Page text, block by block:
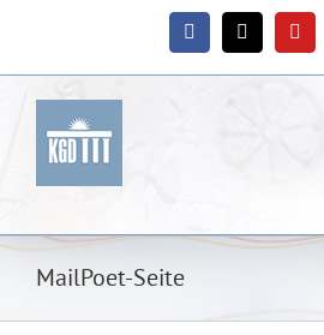
Facebook
X
MailPoet-Seite